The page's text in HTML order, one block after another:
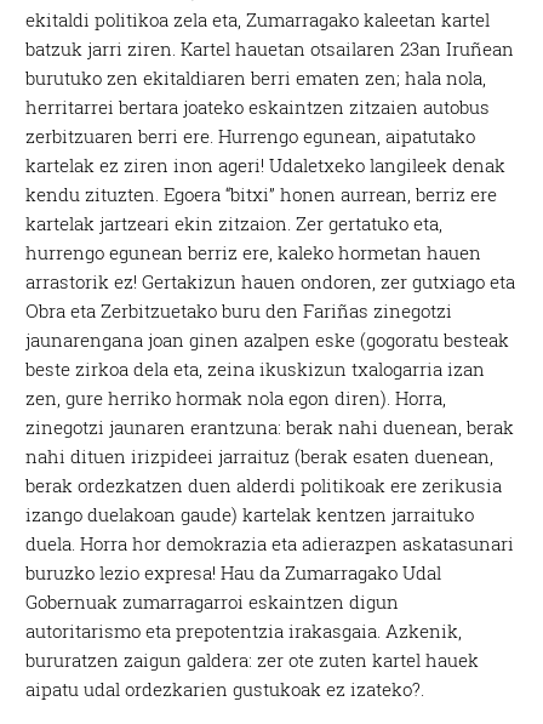
ekitaldi politikoa zela eta, Zumarragako kaleetan kartel
batzuk jarri ziren. Kartel hauetan otsailaren 23an Iruñean
burutuko zen ekitaldiaren berri ematen zen; hala nola,
herritarrei bertara joateko eskaintzen zitzaien autobus
zerbitzuaren berri ere. Hurrengo egunean, aipatutako
kartelak ez ziren inon ageri! Udaletxeko langileek denak
kendu zituzten. Egoera “bitxi” honen aurrean, berriz ere
kartelak jartzeari ekin zitzaion. Zer gertatuko eta,
hurrengo egunean berriz ere, kaleko hormetan hauen
arrastorik ez! Gertakizun hauen ondoren, zer gutxiago eta
Obra eta Zerbitzuetako buru den Fariñas zinegotzi
jaunarengana joan ginen azalpen eske (gogoratu besteak
beste zirkoa dela eta, zeina ikuskizun txalogarria izan
zen, gure herriko hormak nola egon diren). Horra,
zinegotzi jaunaren erantzuna: berak nahi duenean, berak
nahi dituen irizpideei jarraituz (berak esaten duenean,
berak ordezkatzen duen alderdi politikoak ere zerikusia
izango duelakoan gaude) kartelak kentzen jarraituko
duela. Horra hor demokrazia eta adierazpen askatasunari
buruzko lezio expresa! Hau da Zumarragako Udal
Gobernuak zumarragarroi eskaintzen digun
autoritarismo eta prepotentzia irakasgaia. Azkenik,
bururatzen zaigun galdera: zer ote zuten kartel hauek
aipatu udal ordezkarien gustukoak ez izateko?.